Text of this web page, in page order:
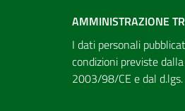
AMMINISTRAZIONE
I dati personali
condizioni previste
2003/98/CE e dal